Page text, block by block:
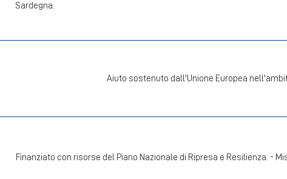
Sardegna.
Aiuto sostenuto dall'Unione Europea
Finanziato con risorse del Piano Nazionale di Ripresa e Resilienza. -